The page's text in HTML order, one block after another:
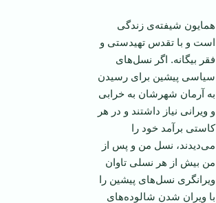
همایون شیفته‌ی زندگی
است و با تقدس تهیدستی و
فقر بیگانه. اگر نسل‌های
سیاسی پیشین برای رسیدن
به آرمان شهرشان به خرابی
و ویرانی نیاز داشتند و در هر
کاستی برآمد خود را
می‌دیدند، نسل من و پس از
من بیش از هر نسلی تاوان
ویرانگری نسل‌های پیشین را
با ویران شدن شالوده‌های